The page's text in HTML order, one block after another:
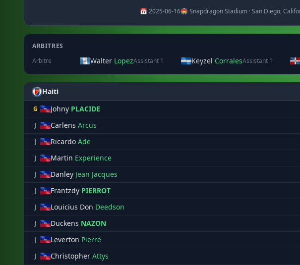
📅 2025-06-16🏟️ Snapdragon Stadium · San Diego,
ARBITRES
Arbitre
Walter LopezAssistant 1 Keyzel CorralesAssistant 1
Haiti
G Johny PLACIDE
J Carlens Arcus
J Ricardo Ade
J Martin Experience
J Danley Jean Jacques
J Frantzdy PIERROT
J
Louicius Don Deedson
J
Duckens NAZON
J
Leverton Pierre
J
Christopher Attys